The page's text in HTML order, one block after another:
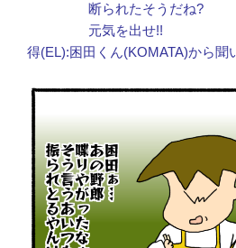
断られたそうだね?
元気を出せ!!
得(EL):困田くん(KOMATA)から聞